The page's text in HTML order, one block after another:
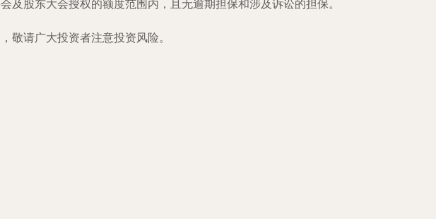
股东大会授权的额度范围内，且无逾期担保和涉及诉讼的担保。
敬请广大投资者注意投资风险。